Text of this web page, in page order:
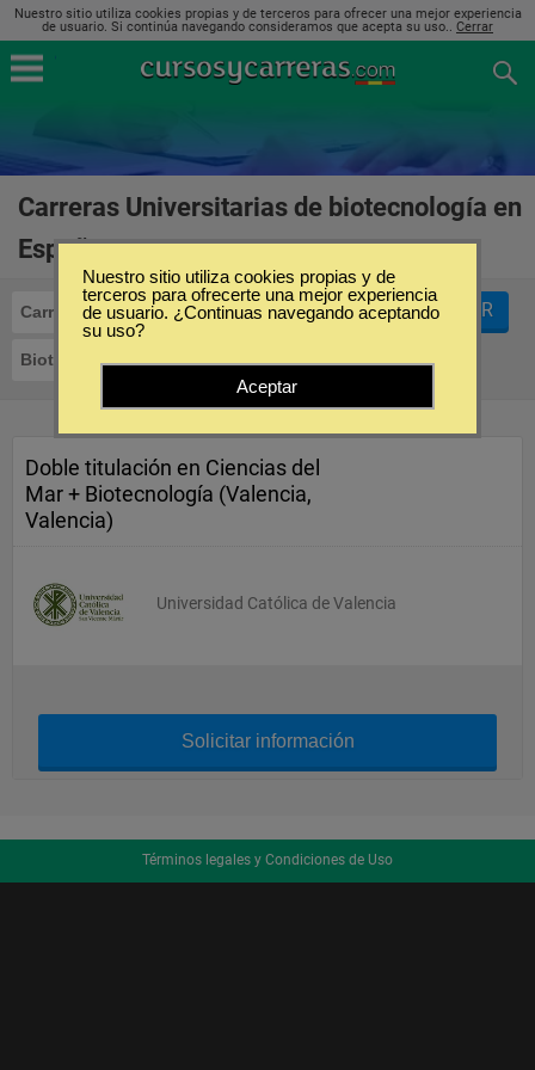
Nuestro sitio utiliza cookies propias y de terceros para ofrecer una mejor experiencia
de usuario. Si continúa navegando consideramos que acepta su uso.. Cerrar
Carreras Universitarias de biotecnología en
España
Carreras Universitarias
Biotecnología
FILTRAR
Doble titulación en Ciencias del
Mar + Biotecnología (Valencia,
Valencia)
Universidad Católica de Valencia
Solicitar información
Términos legales y Condiciones de Uso
Nuestro sitio utiliza cookies propias y de
terceros para ofrecerte una mejor experiencia
de usuario. ¿Continuas navegando aceptando
su uso?
Aceptar